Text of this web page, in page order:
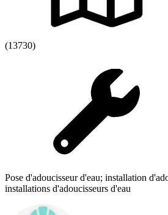
(13730)
Pose d'adoucisseur d'eau; installation
installations d'adoucisseurs d'eau